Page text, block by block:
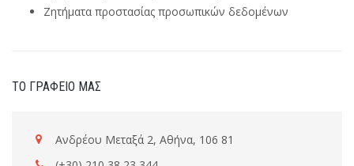
Ζητήματα προστασίας προσωπικών δεδομένων
ΤΟ ΓΡΑΦΕΊΟ ΜΑΣ
Ανδρέου Μεταξά 2, Αθήνα, 106 81